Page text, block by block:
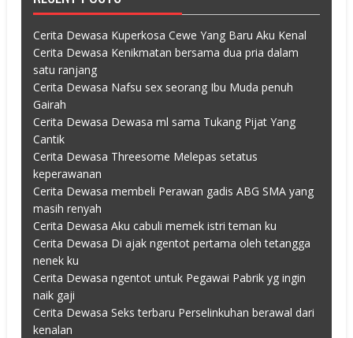
Cerita Dewasa Kuperkosa Cewe Yang Baru Aku Kenal
Cerita Dewasa Kenikmatan bersama dua pria dalam
satu ranjang
Cerita Dewasa Nafsu sex seorang Ibu Muda penuh
Gairah
Cerita Dewasa Dewasa ml sama Tukang Pijat Yang
Cantik
Cerita Dewasa Threesome Melepas setatus
keperawanan
Cerita Dewasa membeli Perawan gadis ABG SMA yang
masih renyah
Cerita Dewasa Aku cabuli memek istri teman ku
Cerita Dewasa Di ajak ngentot pertama oleh tetangga
nenek ku
Cerita Dewasa ngentot untuk Pegawai Pabrik yg ingin
naik gaji
Cerita Dewasa Seks terbaru Perselinkuhan berawal dari
kenalan